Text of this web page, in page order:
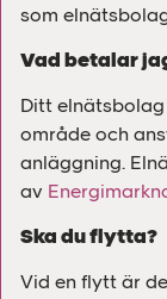
som
Vad betalar
Ditt
område och
anläggning.
av
Ska du flytta?
Vid en flytt är